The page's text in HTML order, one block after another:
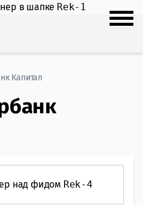
в шапке Rek-1
Капитал
над фидом Rek-4